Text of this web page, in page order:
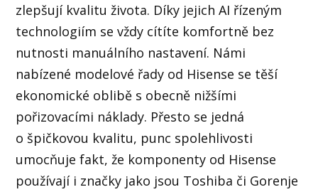
zlepšují kvalitu života. Díky jejich AI řízeným
technologiím se vždy cítíte komfortně bez
nutnosti manuálního nastavení. Námi
nabízené modelové řady od Hisense se těší
ekonomické oblibě s obecně nižšími
pořizovacími náklady. Přesto se jedná
o špičkovou kvalitu, punc spolehlivosti
umocňuje fakt, že komponenty od Hisense
používají i značky jako jsou Toshiba či Gorenje